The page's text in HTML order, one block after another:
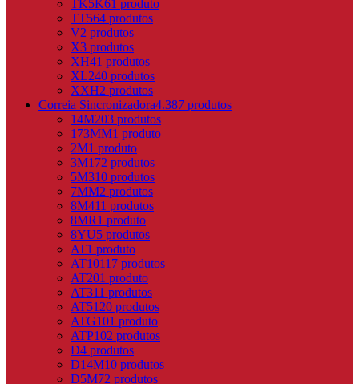
TK5K61 produto
TT564 produtos
V2 produtos
X3 produtos
XH41 produtos
XL240 produtos
XXH2 produtos
Correia Sincronizadora4.387 produtos
14M203 produtos
173MM1 produto
2M1 produto
3M172 produtos
5M310 produtos
7MM2 produtos
8M411 produtos
8MR1 produto
8YU5 produtos
AT1 produto
AT10117 produtos
AT201 produto
AT311 produtos
AT5120 produtos
ATG101 produto
ATP102 produtos
D4 produtos
D14M10 produtos
D5M72 produtos